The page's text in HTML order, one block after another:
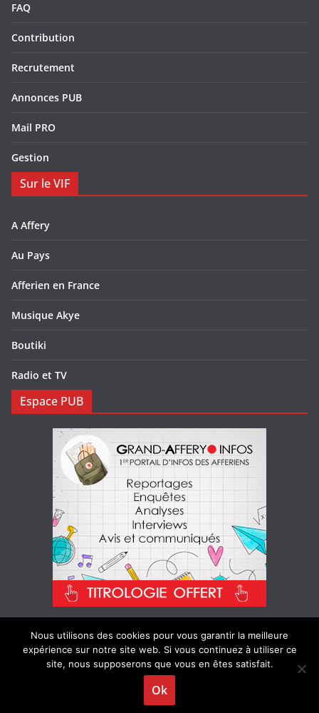
FAQ
Contribution
Recrutement
Annonces PUB
Mail PRO
Gestion
Sur le VIF
A Affery
Au Pays
Afferien en France
Musique Akye
Boutiki
Radio et TV
Espace PUB
Portail d'info des affériens
réservés.
Nous utilisons des cookies pour vous garantir la meilleure
expérience sur notre site web. Si vous continuez à utiliser ce
site, nous supposerons que vous en êtes satisfait.
Ok